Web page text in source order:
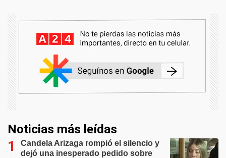
Noticias más leídas
Candela Arizaga rompió el silencio y
dejó una inesperado pedido sobre